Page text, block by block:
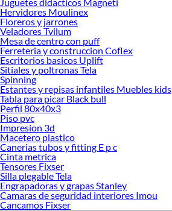
Hervidores Moulinex
Floreros y jarrones
Veladores Tvilum
Mesa de centro con puff
Ferreteria y construccion Coflex
Escritorios basicos Uplift
Sitiales y poltronas Tela
Spinning
Estantes y repisas infantiles Muebles kids
Tabla para picar Black bull
Perfil 80x40x3
Piso pvc
Impresion 3d
Macetero plastico
Canerias tubos y fitting E p c
Cinta metrica
Tensores Fixser
Silla plegable Tela
Engrapadoras y grapas Stanley
Camaras de seguridad interiores Imou
Cancamos Fixser